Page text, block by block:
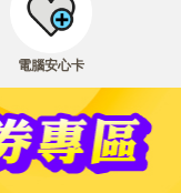
電腦安心卡